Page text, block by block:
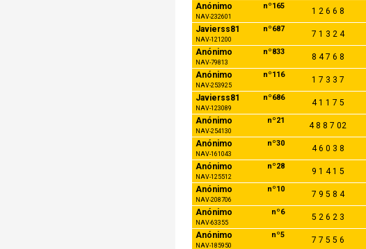
nº165
Anónimo
NAV-232601
1 2 6 6 8
nº687
Javierss81
NAV-121200
7 1 3 2 4
nº833
Anónimo
NAV-79813
8 4 7 6 8
nº116
Anónimo
NAV-253925
1 7 3 3 7
nº686
Javierss81
NAV-123089
4 1 1 7 5
nº21
Anónimo
NAV-254130
4 8 8 7 02
nº30
Anónimo
NAV-161043
4 6 0 3 8
nº28
Anónimo
NAV-125512
9 1 4 1 5
nº10
Anónimo
NAV-208706
7 9 5 8 4
nº6
Anónimo
NAV-63355
5 2 6 2 3
nº5
Anónimo
NAV-185950
7 7 5 5 6